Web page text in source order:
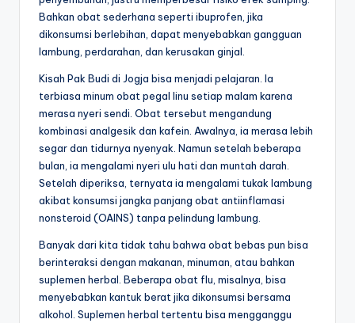
Bahkan obat sederhana seperti ibuprofen, jika
dikonsumsi berlebihan, dapat menyebabkan gangguan
lambung, perdarahan, dan kerusakan ginjal.
Kisah Pak Budi di Jogja bisa menjadi pelajaran. Ia
terbiasa minum obat pegal linu setiap malam karena
merasa nyeri sendi. Obat tersebut mengandung
kombinasi analgesik dan kafein. Awalnya, ia merasa lebih
segar dan tidurnya nyenyak. Namun setelah beberapa
bulan, ia mengalami nyeri ulu hati dan muntah darah.
Setelah diperiksa, ternyata ia mengalami tukak lambung
akibat konsumsi jangka panjang obat antiinflamasi
nonsteroid (OAINS) tanpa pelindung lambung.
Banyak dari kita tidak tahu bahwa obat bebas pun bisa
berinteraksi dengan makanan, minuman, atau bahkan
suplemen herbal. Beberapa obat flu, misalnya, bisa
menyebabkan kantuk berat jika dikonsumsi bersama
alkohol. Suplemen herbal tertentu bisa mengganggu